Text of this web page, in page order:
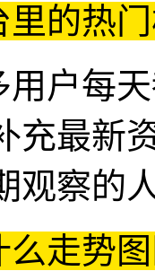
里的热
用户每
充最新
观察的
么走势